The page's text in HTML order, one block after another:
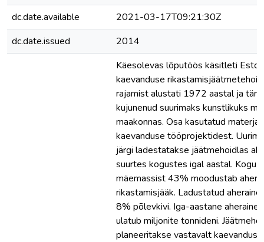
dc.date.available
2021-03-17T09:21:30Z
dc.date.issued
2014
Käesolevas lõputöös käsitleti
kaevanduse
rajamist alustati 1972 aastal ja
kujunenud suurimaks kunstlikuks
maakonnas. Osa kasutatud
kaevanduse tööprojektidest.
järgi ladestatakse jäätmehoidlas
suurtes kogustes igal aastal. Kogu
mäemassist 43% moodustab
rikastamisjääk. Ladustatud
8% põlevkivi. Iga-aastane aheraine
ulatub miljonite tonnideni.
planeeritakse vastavalt